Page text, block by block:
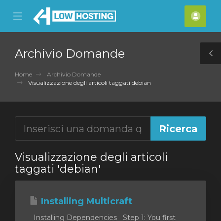
Mobile
Menu
Archivio Domande
Home
Archivio Domande
Visualizzazione degli articoli taggati debian
Visualizzazione degli articoli
taggati 'debian'
Installing Multicraft
Installing Dependencies Step 1: You first